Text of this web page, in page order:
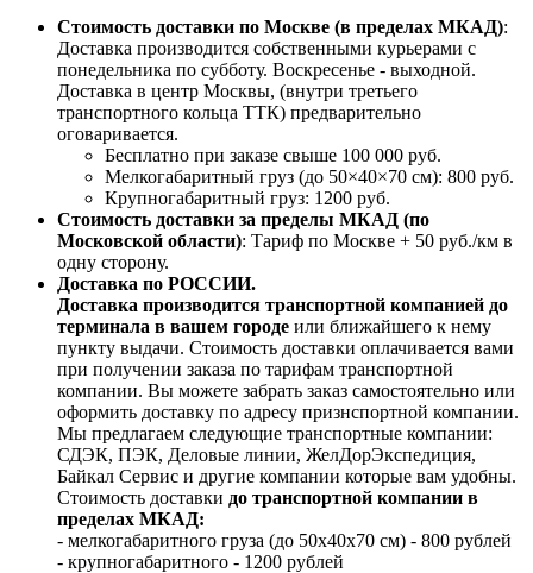
Стоимость доставки по Москве (в пределах МКАД):
Доставка производится собственными курьерами с
понедельника по субботу. Воскресенье - выходной.
Доставка в центр Москвы, (внутри третьего
транспортного кольца ТТК) предварительно
оговаривается.
Бесплатно при заказе свыше 100 000 руб.
Мелкогабаритный груз (до 50×40×70 см): 800 руб.
Крупногабаритный груз: 1200 руб.
Стоимость доставки за пределы МКАД (по
Московской области): Тариф по Москве + 50 руб./км в
одну сторону.
Доставка по РОССИИ.
Доставка производится транспортной компанией до
терминала в вашем городе или ближайшего к нему
пункту выдачи. Стоимость доставки оплачивается вами
при получении заказа по тарифам транспортной
компании. Вы можете забрать заказ самостоятельно или
оформить доставку по адресу признспортной компании.
Мы предлагаем следующие транспортные компании:
СДЭК, ПЭК, Деловые линии, ЖелДорЭкспедиция,
Байкал Сервис и другие компании которые вам удобны.
Стоимость доставки до транспортной компании в
пределах МКАД:
- мелкогабаритного груза (до 50х40х70 см) - 800 рублей
- крупногабаритного - 1200 рублей